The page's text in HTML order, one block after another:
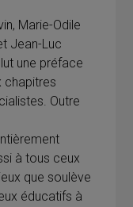
Marie-Odile
Jean-Luc
une préface
chapitres
Outre
à tous ceux
que soulève
éducatifs à